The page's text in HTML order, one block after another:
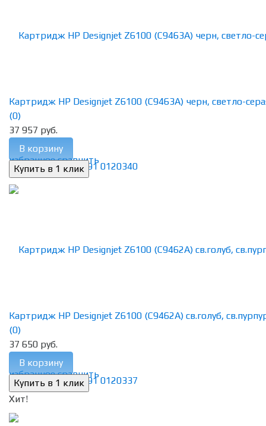
избранное сравнить
Картридж HP Designjet Z6100 (C9463A) черн, светло-
(0)
37 957 руб.
В корзину
избранное сравнить
Картридж HP Designjet Z6100 (C9462A) св.голуб,
(0)
37 650 руб.
В корзину
Хит!